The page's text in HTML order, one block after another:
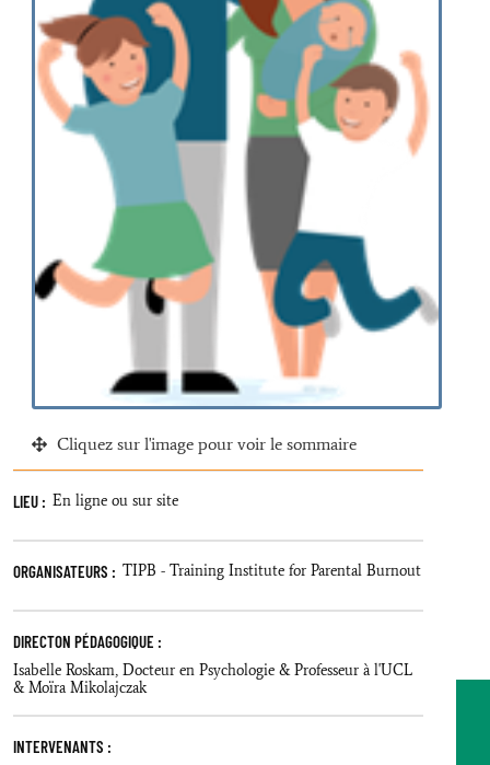
Cliquez sur l'image pour voir le sommaire
LIEU : En ligne ou sur site
ORGANISATEURS : TIPB - Training Institute for Parental Burnout
DIRECTON PÉDAGOGIQUE :
Isabelle Roskam, Docteur en Psychologie & Professeur à l'UCL
& Moïra Mikolajczak
INTERVENANTS :